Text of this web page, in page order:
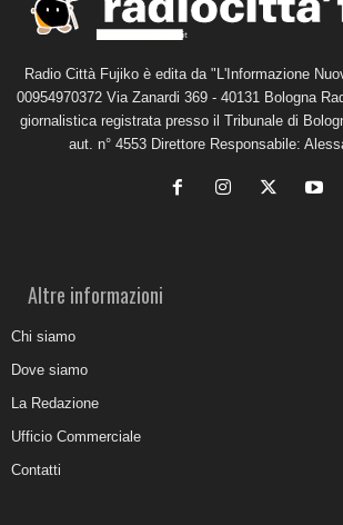
Radio Città Fujiko è edita da "L'Informazione
00954970372 Via Zanardi 369 - 40131 Bologna
giornalistica registrata presso il Tribunale di
aut. n° 4553 Direttore Responsabile:
Altre informazioni
Chi siamo
Dove siamo
La Redazione
Ufficio Commerciale
Contatti